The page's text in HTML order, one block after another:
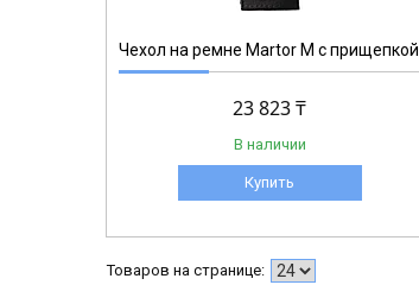
Чехол на ремне Martor M с прищепкой
23 823 ₸
В наличии
Купить